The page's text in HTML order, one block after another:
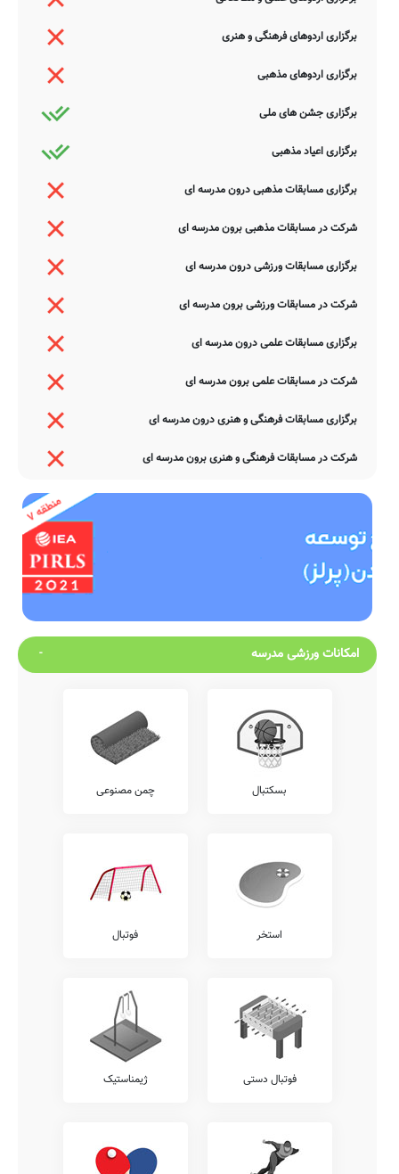
برگزاری اردوهای فرهنگی و هنری
برگزاری اردوهای مذهبی
برگزاری جشن های ملی
برگزاری اعیاد مذهبی
برگزاری مسابقات مذهبی درون مدرسه ای
شرکت در مسابقات مذهبی برون مدرسه ای
برگزاری مسابقات ورزشی درون مدرسه ای
شرکت در مسابقات ورزشی برون مدرسه ای
برگزاری مسابقات علمی درون مدرسه ای
شرکت در مسابقات علمی برون مدرسه ای
برگزاری مسابقات فرهنگی و هنری درون مدرسه ای
شرکت در مسابقات فرهنگی و هنری برون مدرسه ای
امکانات ورزشی مدرسه
بسکتبال چمن مصنوعی
استخر فوتبال
فوتبال دستی ژیمناستیک